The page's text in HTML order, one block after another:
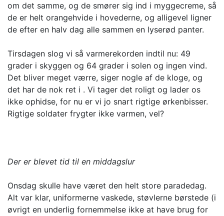
om det samme, og de smører sig ind i myggecreme, så
de er helt orangehvide i hovederne, og alligevel ligner
de efter en halv dag alle sammen en lyserød panter.
Tirsdagen slog vi så varmerekorden indtil nu: 49
grader i skyggen og 64 grader i solen og ingen vind.
Det bliver meget værre, siger nogle af de kloge, og
det har de nok ret i . Vi tager det roligt og lader os
ikke ophidse, for nu er vi jo snart rigtige ørkenbisser.
Rigtige soldater frygter ikke varmen, vel?
Der er blevet tid til en middagslur
Onsdag skulle have været den helt store paradedag.
Alt var klar, uniformerne vaskede, støvlerne børstede (i
øvrigt en underlig fornemmelse ikke at have brug for